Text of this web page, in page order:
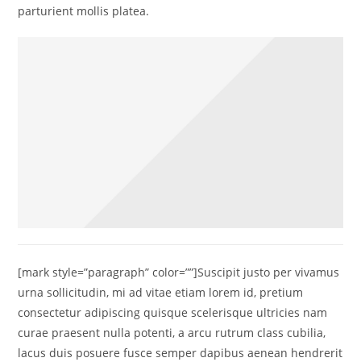
parturient mollis platea.
[mark style=”paragraph” color=””]Suscipit justo per vivamus
urna sollicitudin, mi ad vitae etiam lorem id, pretium
consectetur adipiscing quisque scelerisque ultricies nam
curae praesent nulla potenti, a arcu rutrum class cubilia,
lacus duis posuere fusce semper dapibus aenean hendrerit